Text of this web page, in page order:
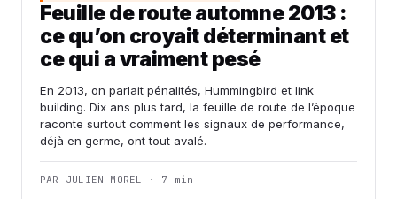
Feuille de route automne 2013 :
ce qu’on croyait déterminant et
ce qui a vraiment pesé
En 2013, on parlait pénalités, Hummingbird et link
building. Dix ans plus tard, la feuille de route de l’époque
raconte surtout comment les signaux de performance,
déjà en germe, ont tout avalé.
PAR JULIEN MOREL · 7 min